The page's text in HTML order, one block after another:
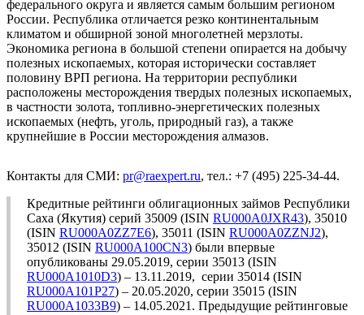
федерального округа и является самым большим регионом
России. Республика отличается резко континентальным
климатом и обширной зоной многолетней мерзлоты.
Экономика региона в большой степени опирается на добычу
полезных ископаемых, которая исторически составляет
половину ВРП региона. На территории республики
расположены месторождения твердых полезных ископаемых,
в частности золота, топливно-энергетических полезных
ископаемых (нефть, уголь, природный газ), а также
крупнейшие в России месторождения алмазов.
Контакты для СМИ: pr@raexpert.ru, тел.: +7 (495) 225-34-44.
Кредитные рейтинги облигационных займов Республики
Саха (Якутия) серий 35009 (ISIN RU000A0JXR43), 35010
(ISIN RU000A0ZZ7E6), 35011 (ISIN RU000A0ZZNJ2),
35012 (ISIN RU000A100CN3) были впервые
опубликованы 29.05.2019, серии 35013 (ISIN
RU000A1010D3) – 13.11.2019, серии 35014 (ISIN
RU000A101P27) – 20.05.2020, серии 35015 (ISIN
RU000A1033B9) – 14.05.2021. Предыдущие рейтинговые